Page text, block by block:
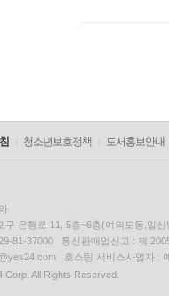
청소년보호정책 도서홍보안내
구 은행로 11, 5층~6층(여의도동,일신
81-37000 통신판매업신고 : 제
호스팅 서비스사업자 :
All Rights Reserved.